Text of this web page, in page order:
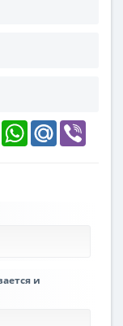
PinterestWhatsAppMail.Ru
и